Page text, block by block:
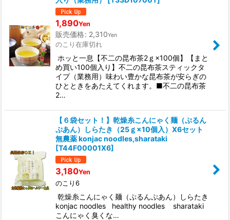
1,890Yen
販売価格: 2,310Yen
のこり在庫切れ
ホッと一息【不二の昆布茶2ｇ×100個】【まと
め買い100個入り】不二の昆布茶スティックタ
イプ（業務用）味わい豊かな昆布茶が安らぎの
ひとときをあたえてくれます。■不二の昆布茶
2…
【６袋セット！】乾燥糸こんにゃく麺（ぷるん
ぷあん）しらたき（25ｇ×10個入）X6セット
無農薬 konjac noodles,sharataki
[T44F00001X6]
3,180Yen
のこり6
乾燥糸こんにゃく麺（ぷるんぷあん）しらたき
konjac noodles healthy noodles sharataki
こんにゃく臭くな…